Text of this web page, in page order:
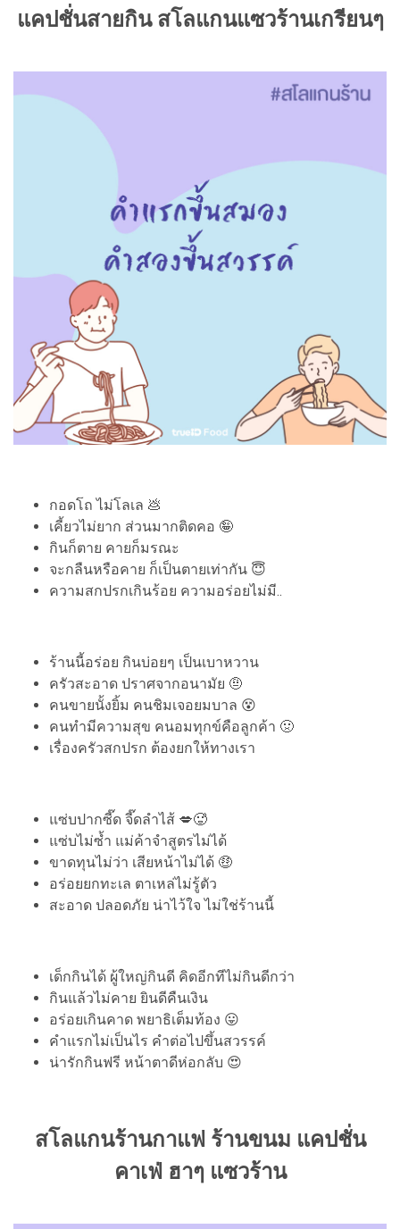
แคปชั่นสายกิน สโลแกนแซวร้านเกรียนๆ
กอดโถ ไม่โลเล 💩
เคี้ยวไม่ยาก ส่วนมากติดคอ 🤪
กินก็ตาย คายก็มรณะ
จะกลืนหรือคาย ก็เป็นตายเท่ากัน 😇
ความสกปรกเกินร้อย ความอร่อยไม่มี..
ร้านนี้อร่อย กินบ่อยๆ เป็นเบาหวาน
ครัวสะอาด ปราศจากอนามัย 🤨
คนขายนั้งยิ้ม คนชิมเจอยมบาล 😵
คนทำมีความสุข คนอมทุกข์คือลูกค้า 🤢
เรื่องครัวสกปรก ต้องยกให้ทางเรา
แซ่บปากซี๊ด จี๊ดลำไส้ 💋🥵
แซ่บไม่ซ้ำ แม่ค้าจำสูตรไม่ได้
ขาดทุนไม่ว่า เสียหน้าไม่ได้ 🤑
อร่อยยกทะเล ตาเหล่ไม่รู้ตัว
สะอาด ปลอดภัย น่าไว้ใจ ไม่ใช่ร้านนี้
เด็กกินได้ ผู้ใหญ่​กินดี คิดอีกทีไม่กินดีกว่า
กินแล้วไม่คาย ยินดีคืนเงิน
อร่อยเกินคาด พยาธิเต็มท้อง 😛
คำแรกไม่เป็นไร คำต่อไปขึ้นสวรรค์
น่ารักกินฟรี หน้าตาดีห่อกลับ 😍
สโลแกนร้านกาแฟ ร้านขนม แคปชั่น
คาเฟ่ ฮาๆ แซวร้าน